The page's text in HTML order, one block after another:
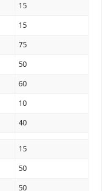
15
15
75
50
60
10
40
15
50
50